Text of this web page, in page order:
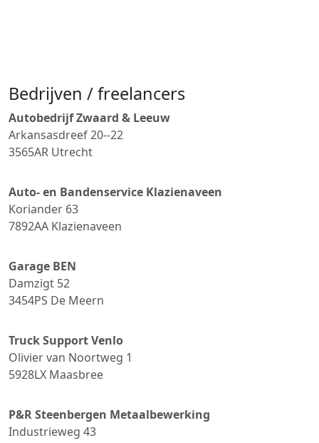
Bedrijven / freelancers
Autobedrijf Zwaard & Leeuw
Arkansasdreef 20--22
3565AR Utrecht
Auto- en Bandenservice Klazienaveen
Koriander 63
7892AA Klazienaveen
Garage BEN
Damzigt 52
3454PS De Meern
Truck Support Venlo
Olivier van Noortweg 1
5928LX Maasbree
P&R Steenbergen Metaalbewerking
Industrieweg 43